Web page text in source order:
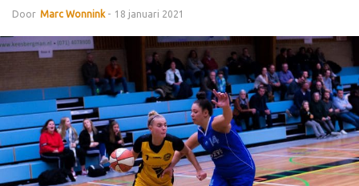
Door Marc Wonnink - 18 januari 2021